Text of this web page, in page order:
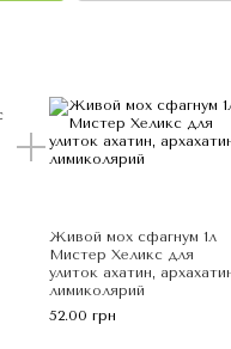
Живой мох сфагнум 1л
Мистер Хеликс для
улиток ахатин,
лимиколярий
52.00 грн